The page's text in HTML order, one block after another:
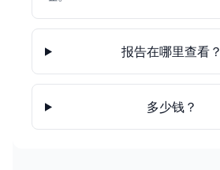
报告在哪里查看？
多少钱？